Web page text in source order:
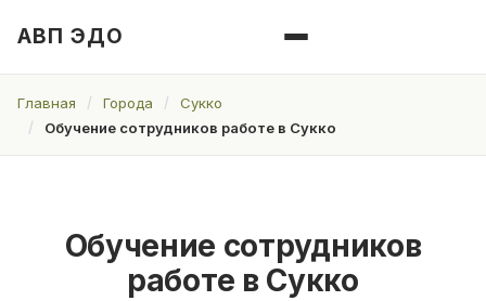
АВП ЭДО
Главная Города
Сукко
Обучение сотрудников работе в Сукко
Обучение сотрудников
работе в Сукко